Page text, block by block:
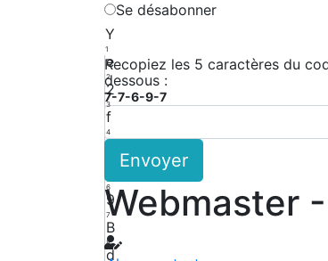
Se désabonner
Y
1
e
2
2
3
f
4
g
6
9
7
B
8
d
Recopiez les 5 caractères du
dessous :
7-7-6-9-7
Envoyer
Webmaster